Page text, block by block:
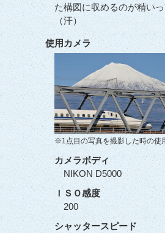
た構図に収めるのが精いっ
（汗）
使用カメラ
※1点目の写真を撮影した時の使
カメラボディ
NIKON D5000
ＩＳＯ感度
200
シャッタースピード